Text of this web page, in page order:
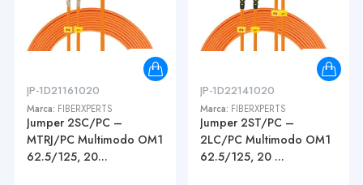
JP-1D21161020
Marca: FIBERXPERTS
Jumper 2SC/PC –
MTRJ/PC Multimodo OM1
62.5/125, 20...
JP-1D22141020
Marca: FIBERXPERTS
Jumper 2ST/PC –
2LC/PC Multimodo OM1
62.5/125, 20 ...